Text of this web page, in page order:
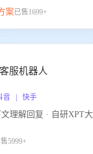
案已售1699+
服机器人
音 | 快手
理解回复 · 自研XPT
5999+